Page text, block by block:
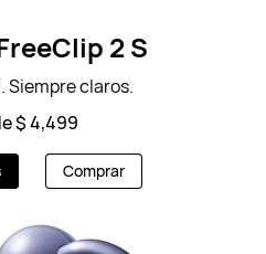
2 S
Siempre claros.
$ 4,499
Comprar